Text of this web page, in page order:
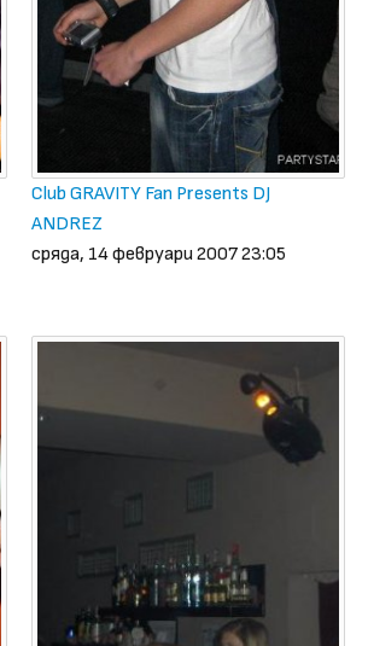
Club GRAVITY Fan Presents DJ
ANDREZ
сряда, 14 февруари 2007 23:05